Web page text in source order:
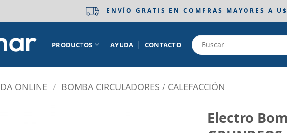
ENVÍO GRATIS EN COMPRAS MAYORES A
PRODUCTOS AYUDA CONTACTO
ONLINE / BOMBA CIRCULADORES / CALEFACCIÓN
Electro